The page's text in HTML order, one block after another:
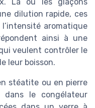
dilution rapide, ces
aromatique
ainsi à une
veulent contrôler le
leur boisson.
stéatite ou en pierre
dans le congélateur